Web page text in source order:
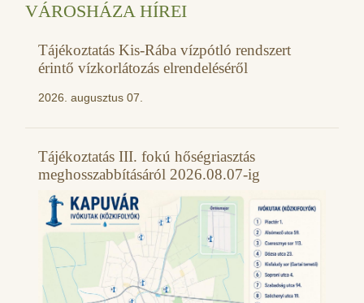
VÁROSHÁZA HÍREI
Tájékoztatás Kis-Rába vízpótló rendszert
érintő vízkorlátozás elrendeléséről
2026. augusztus 07.
Tájékoztatás III. fokú hőségriasztás
meghosszabbításáról 2026.08.07-ig